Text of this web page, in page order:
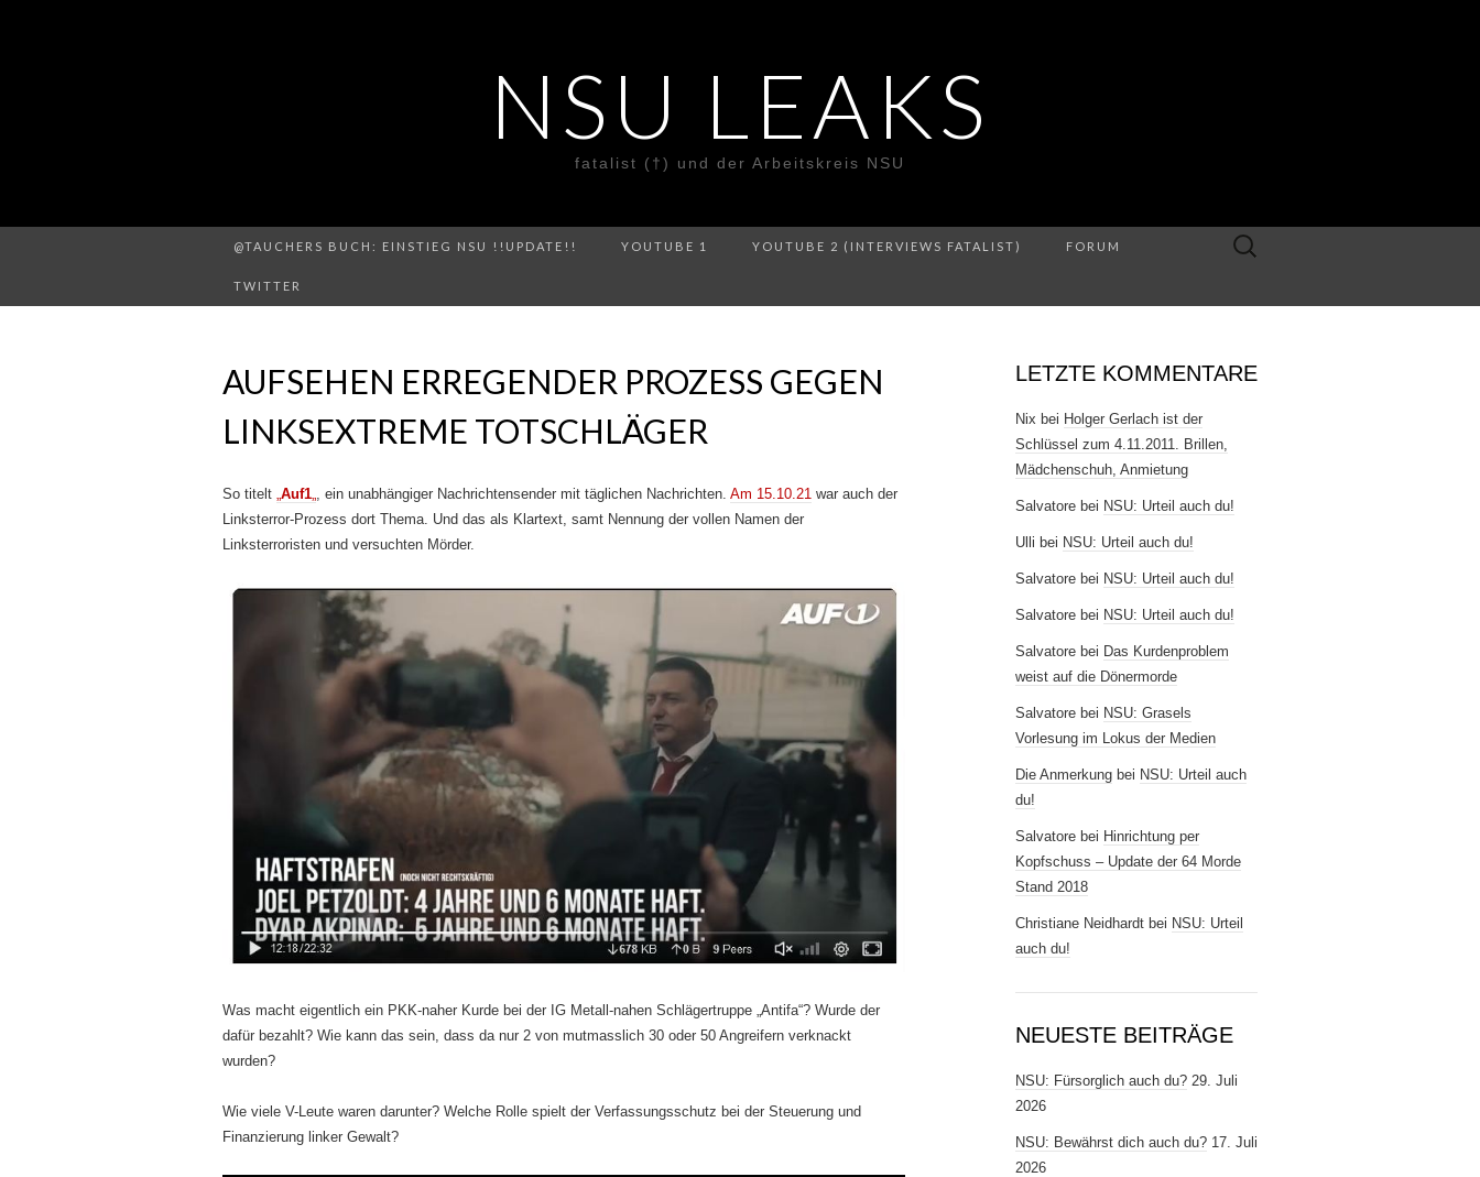
NSU LEAKS
fatalist (†) und der Arbeitskreis NSU
@TAUCHERS BUCH: EINSTIEG NSU !!UPDATE!! YOUTUBE 1 YOUTUBE 2 (INTERVIEWS FATALIST) FORUM
TWITTER
Suche
AUFSEHEN ERREGENDER PROZESS GEGEN
LINKSEXTREME TOTSCHLÄGER
So titelt „Auf1„, ein unabhängiger Nachrichtensender mit täglichen Nachrichten. Am 15.10.21 war auch der
Linksterror-Prozess dort Thema. Und das als Klartext, samt Nennung der vollen Namen der
Linksterroristen und versuchten Mörder.
Was macht eigentlich ein PKK-naher Kurde bei der IG Metall-nahen Schlägertruppe „Antifa“? Wurde der
dafür bezahlt? Wie kann das sein, dass da nur 2 von mutmasslich 30 oder 50 Angreifern verknackt
wurden?
Wie viele V-Leute waren darunter? Welche Rolle spielt der Verfassungsschutz bei der Steuerung und
Finanzierung linker Gewalt?
LETZTE KOMMENTARE
Nix bei Holger Gerlach ist der
Schlüssel zum 4.11.2011. Brillen,
Mädchenschuh, Anmietung
Salvatore bei NSU: Urteil auch du!
Ulli bei NSU: Urteil auch du!
Salvatore bei NSU: Urteil auch du!
Salvatore bei NSU: Urteil auch du!
Salvatore bei Das Kurdenproblem
weist auf die Dönermorde
Salvatore bei NSU: Grasels
Vorlesung im Lokus der Medien
Die Anmerkung bei NSU: Urteil auch
du!
Salvatore bei Hinrichtung per
Kopfschuss – Update der 64 Morde
Stand 2018
Christiane Neidhardt bei NSU: Urteil
auch du!
NEUESTE BEITRÄGE
NSU: Fürsorglich auch du? 29. Juli
2026
NSU: Bewährst dich auch du? 17. Juli
2026